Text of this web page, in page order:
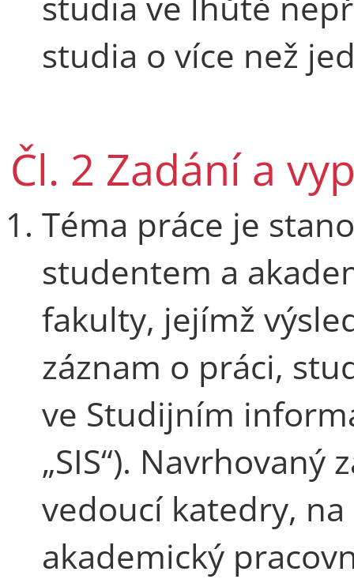
studia o více než
Čl. 2 Zadání a
Téma práce je
studentem a
fakulty, jejímž
záznam o práci,
ve Studijním
„SIS“).
vedoucí katedry,
akademický